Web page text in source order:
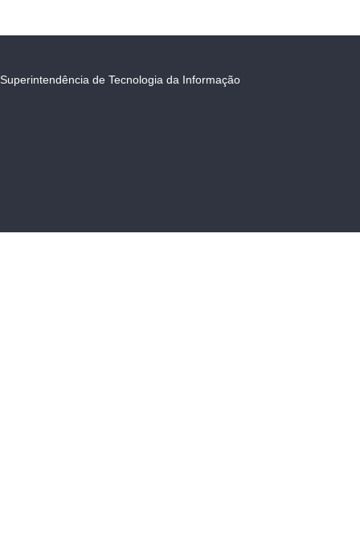
Superintendência de Tecnologia da Informação